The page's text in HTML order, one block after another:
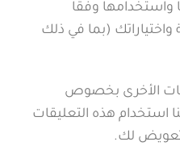
وفقًا
(بما في ذلك
الأخرى بخصوص
استخدام هذه التعليقات
لك.